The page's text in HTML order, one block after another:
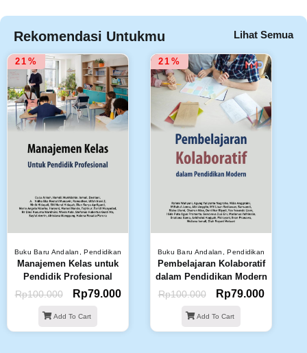
Rekomendasi Untukmu Lihat Semua
21%
Buku Baru Andalan ,Pendidikan
Manajemen Kelas untuk
Pendidik Profesional
Rp100.000 Rp79.000
Add To Cart
21%
Buku Baru Andalan ,Pendidikan
Pembelajaran Kolaboratif
dalam Pendidikan Modern
Rp100.000 Rp79.000
Add To Cart